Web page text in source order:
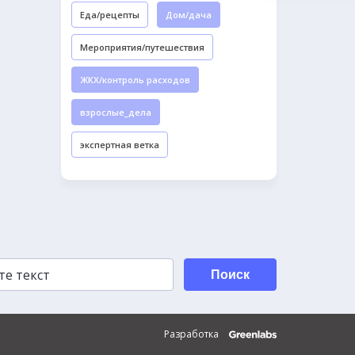
Еда/рецепты Дом/дача
Мероприятия/путешествия
ЖКХ/контроль расходов
взрослые_дела
экспертная ветка
Поиск
Разработка